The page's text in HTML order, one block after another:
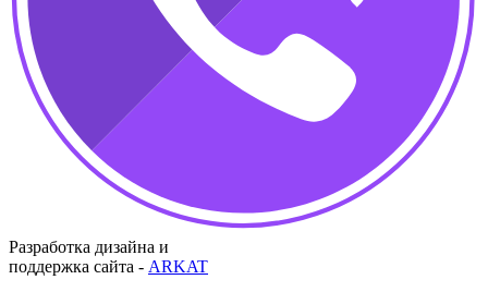
Разработка дизайна и
поддержка сайта - ARKAT